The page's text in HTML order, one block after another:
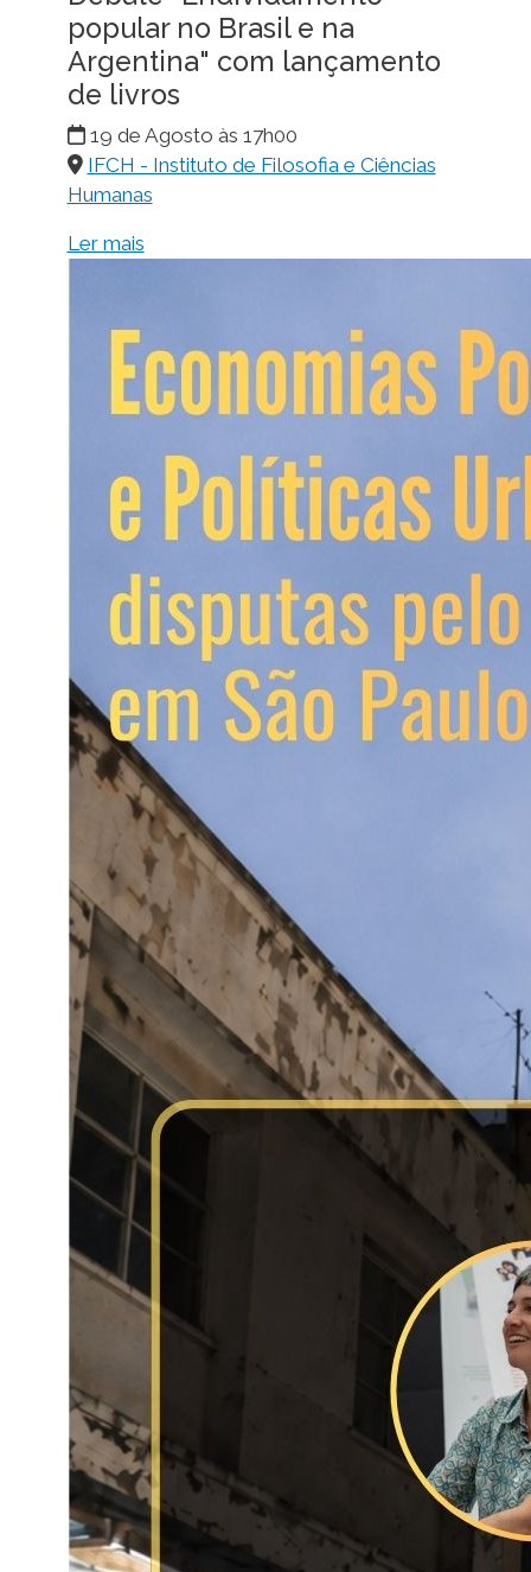
popular no Brasil e na
Argentina" com lançamento
de livros
19 de Agosto às 17h00
IFCH - Instituto de Filosofia e Ciências
Humanas
Ler mais